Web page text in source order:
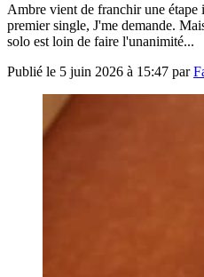
Ambre vient de franchir une
premier single, J'me demande.
solo est loin de faire l'unanimité...
Publié le 5 juin 2026 à 15:47 par